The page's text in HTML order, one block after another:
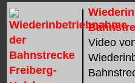
Video